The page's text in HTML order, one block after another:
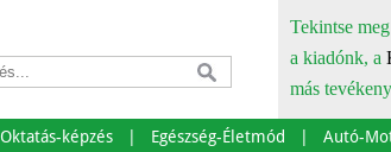
Tekintse meg
a kiadónk, a
más
Oktatás-képzés Egészség-Életmód Autó-